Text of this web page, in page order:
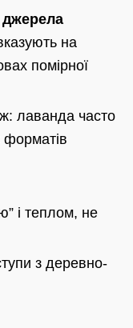
джерела
на
помірної
лаванда часто
форматів
і теплом, не
з деревно-